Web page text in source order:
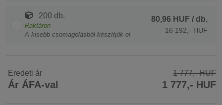
200 db.
Raktáron
A kisebb csomagolásból készítjük el
80,96 HUF / db.
16 192,- HUF
Eredeti ár 1 777,- HUF
Ár ÁFA-val 1 777,- HUF